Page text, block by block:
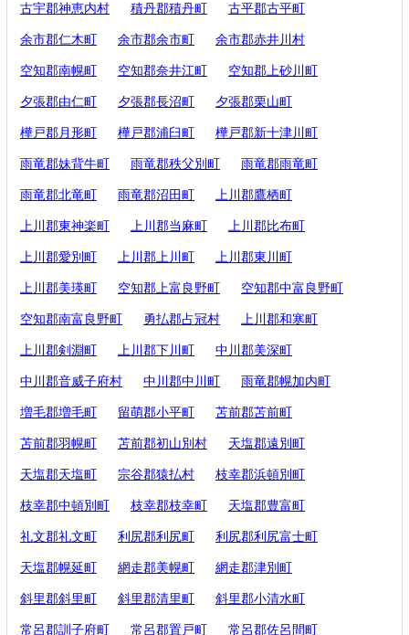
古宇郡神恵内村 積丹郡積丹町 古平郡古平町
余市郡仁木町 余市郡余市町 余市郡赤井川村
空知郡南幌町 空知郡奈井江町 空知郡上砂川町
夕張郡由仁町 夕張郡長沼町 夕張郡栗山町
樺戸郡月形町 樺戸郡浦臼町 樺戸郡新十津川町
雨竜郡妹背牛町 雨竜郡秩父別町 雨竜郡雨竜町
雨竜郡北竜町 雨竜郡沼田町 上川郡鷹栖町
上川郡東神楽町 上川郡当麻町 上川郡比布町
上川郡愛別町 上川郡上川町 上川郡東川町
上川郡美瑛町 空知郡上富良野町 空知郡中富良野町
空知郡南富良野町 勇払郡占冠村 上川郡和寒町
上川郡剣淵町 上川郡下川町 中川郡美深町
中川郡音威子府村 中川郡中川町 雨竜郡幌加内町
増毛郡増毛町 留萌郡小平町 苫前郡苫前町
苫前郡羽幌町 苫前郡初山別村 天塩郡遠別町
天塩郡天塩町 宗谷郡猿払村 枝幸郡浜頓別町
枝幸郡中頓別町 枝幸郡枝幸町 天塩郡豊富町
礼文郡礼文町 利尻郡利尻町 利尻郡利尻富士町
天塩郡幌延町 網走郡美幌町 網走郡津別町
斜里郡斜里町 斜里郡清里町 斜里郡小清水町
常呂郡訓子府町 常呂郡置戸町 常呂郡佐呂間町